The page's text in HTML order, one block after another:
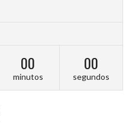
00
minutos
00
segundos